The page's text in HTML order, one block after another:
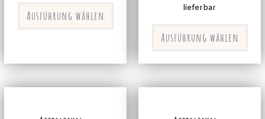
Ausführung wählen
lieferbar
Ausführung wählen